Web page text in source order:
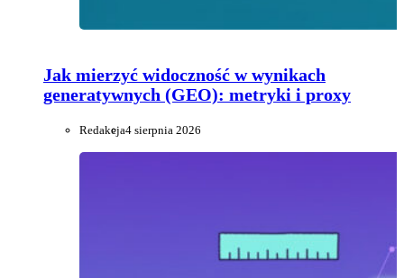
Jak mierzyć widoczność w wynikach
generatywnych (GEO): metryki i proxy
Redakcja4 sierpnia 2026